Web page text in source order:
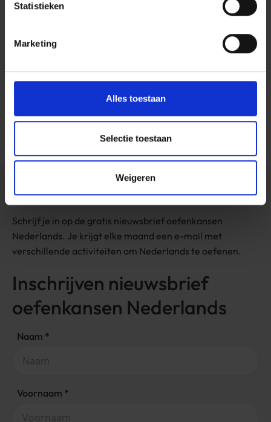
Statistieken
Marketing
Alles toestaan
Selectie toestaan
Weigeren
graag? Ben je sportief of hou je van cultuur? Werk je
graag samen met andere mensen? Wij zoeken samen
een leuke activiteit.
Nieuwsbrief oefenkansen Nederlands
Schrijf je in op de gratis nieuwsbrief oefenkansen
Nederlands. Je krijgt elke maand een e-mail met
verschillende activiteiten om Nederlands te oefenen.
Inschrijven nieuwsbrief
oefenkansen Nederlands
Naam *
Voornaam *